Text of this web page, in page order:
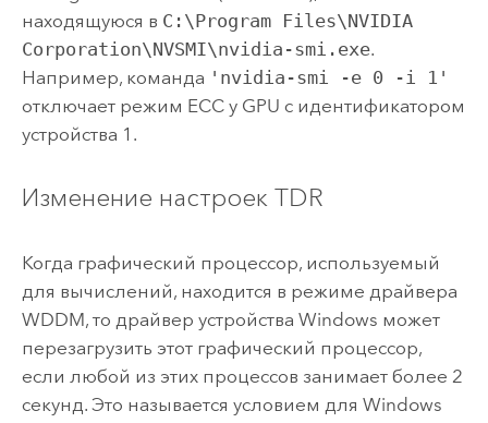
находящуюся в C:\Program Files\NVIDIA
Corporation\NVSMI\nvidia-smi.exe.
Например, команда 'nvidia-smi -e 0 -i 1'
отключает режим ECC у GPU с идентификатором
устройства 1.
Изменение настроек TDR
Когда графический процессор, используемый
для вычислений, находится в режиме драйвера
WDDM, то драйвер устройства Windows может
перезагрузить этот графический процессор,
если любой из этих процессов занимает более 2
секунд. Это называется условием для Windows